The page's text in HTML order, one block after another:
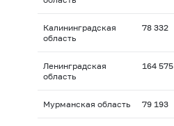
Калининградская
область
78 332
Ленинградская
область
164 575
Мурманская область 79 193